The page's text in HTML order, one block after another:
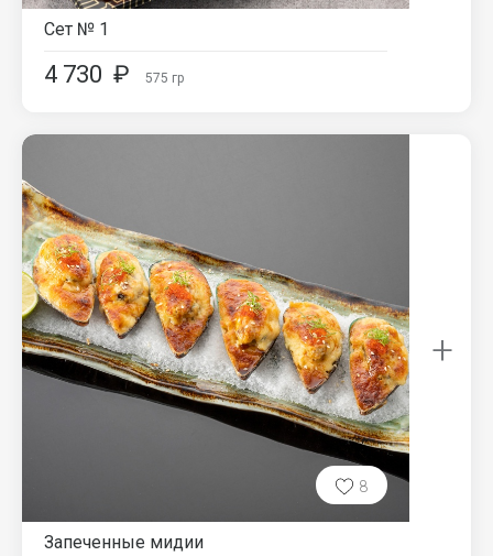
Сет № 1
4 730 ₽ 575 гр
8
Запеченные мидии
+